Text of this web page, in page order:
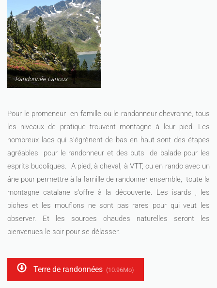
Randonnée Lanoux
Pour le promeneur en famille ou le randonneur chevronné, tous
les niveaux de pratique trouvent montagne à leur pied. Les
nombreux lacs qui s’égrènent de bas en haut sont des étapes
agréables pour le randonneur et des buts de balade pour les
esprits bucoliques. A pied, à cheval, à VTT, ou en rando avec un
âne pour permettre à la famille de randonner ensemble, toute la
montagne catalane s’offre à la découverte. Les isards , les
biches et les mouflons ne sont pas rares pour qui veut les
observer. Et les sources chaudes naturelles seront les
bienvenues le soir pour se délasser.
Terre de randonnées (10.96Mo)